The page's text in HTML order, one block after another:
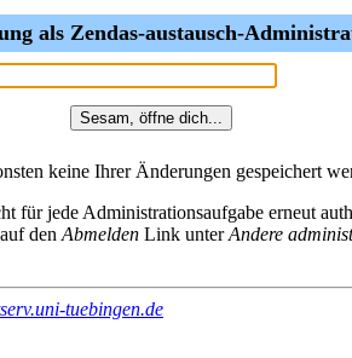
als Zendas-austausch-
keine Ihrer Änderungen gespeichert
jede Administrationsaufgabe erneut
den Abmelden Link unterAndere
tuebingen.de